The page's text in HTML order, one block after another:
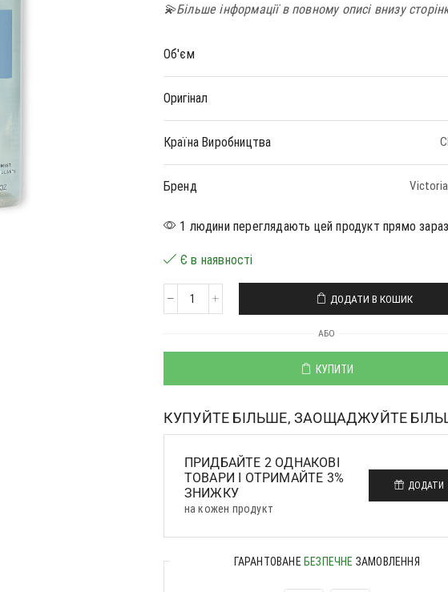
💫Більше інформації в повному описі внизу
Об'єм
Оригінал
Країна Виробництва
Бренд
1 людини переглядають цей продукт прямо
Є в наявності
ДОДАТИ В КОШИК
АБО
КУПИТИ
КУПУЙТЕ БІЛЬШЕ, ЗАОЩАДЖУЙТЕ
ПРИДБАЙТЕ 2 ОДНАКОВІ
ТОВАРИ І ОТРИМАЙТЕ 3%
ЗНИЖКУ
на кожен продукт
ДОДАТИ
ГАРАНТОВАНЕ БЕЗПЕЧНЕ ЗАМОВЛЕННЯ